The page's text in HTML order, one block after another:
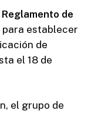
Reglamento de
para establecer
de
el 18 de
el grupo de